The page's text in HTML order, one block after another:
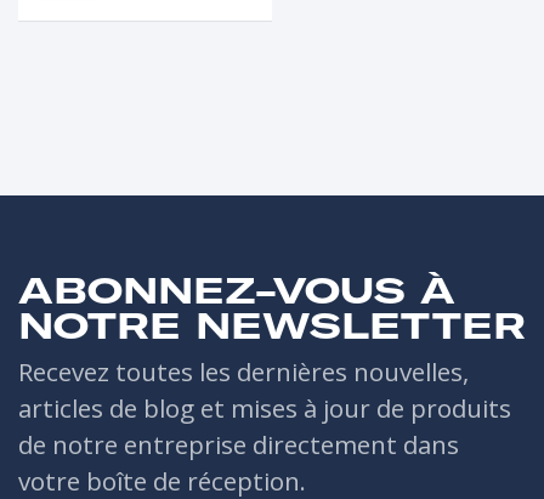
ABONNEZ-VOUS À
NOTRE NEWSLETTER
Recevez toutes les dernières nouvelles,
articles de blog et mises à jour de produits
de notre entreprise directement dans
votre boîte de réception.